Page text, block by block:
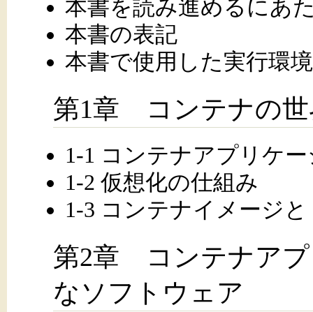
本書を読み進めるにあ
本書の表記
本書で使用した実行環境
第1章 コンテナの世
1-1 コンテナアプリケ
1-2 仮想化の仕組み
1-3 コンテナイメージと
第2章 コンテナアプ
なソフトウェア